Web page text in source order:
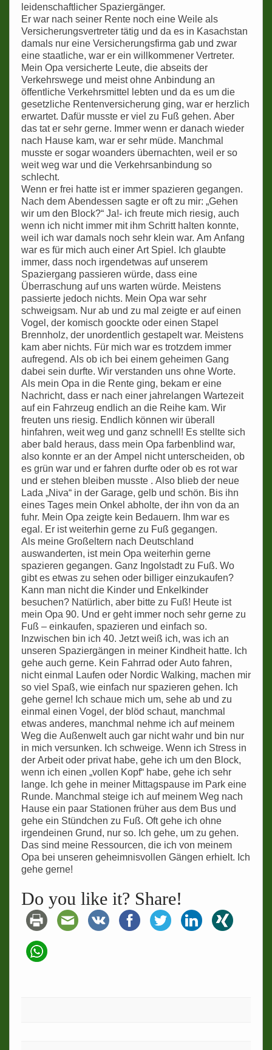
leidenschaftlicher Spaziergänger.
Er war nach seiner Rente noch eine Weile als
Versicherungsvertreter tätig und da es in Kasachstan
damals nur eine Versicherungsfirma gab und zwar
eine staatliche, war er ein willkommener Vertreter.
Mein Opa versicherte Leute, die abseits der
Verkehrswege und meist ohne Anbindung an
öffentliche Verkehrsmittel lebten und da es um die
gesetzliche Rentenversicherung ging, war er herzlich
erwartet. Dafür musste er viel zu Fuß gehen. Aber
das tat er sehr gerne. Immer wenn er danach wieder
nach Hause kam, war er sehr müde. Manchmal
musste er sogar woanders übernachten, weil er so
weit weg war und die Verkehrsanbindung so
schlecht.
Wenn er frei hatte ist er immer spazieren gegangen.
Nach dem Abendessen sagte er oft zu mir: „Gehen
wir um den Block?“ Ja!- ich freute mich riesig, auch
wenn ich nicht immer mit ihm Schritt halten konnte,
weil ich war damals noch sehr klein war. Am Anfang
war es für mich auch einer Art Spiel. Ich glaubte
immer, dass noch irgendetwas auf unserem
Spaziergang passieren würde, dass eine
Überraschung auf uns warten würde. Meistens
passierte jedoch nichts. Mein Opa war sehr
schweigsam. Nur ab und zu mal zeigte er auf einen
Vogel, der komisch goockte oder einen Stapel
Brennholz, der unordentlich gestapelt war. Meistens
kam aber nichts. Für mich war es trotzdem immer
aufregend. Als ob ich bei einem geheimen Gang
dabei sein durfte. Wir verstanden uns ohne Worte.
Als mein Opa in die Rente ging, bekam er eine
Nachricht, dass er nach einer jahrelangen Wartezeit
auf ein Fahrzeug endlich an die Reihe kam. Wir
freuten uns riesig. Endlich können wir überall
hinfahren, weit weg und ganz schnell! Es stellte sich
aber bald heraus, dass mein Opa farbenblind war,
also konnte er an der Ampel nicht unterscheiden, ob
es grün war und er fahren durfte oder ob es rot war
und er stehen bleiben musste . Also blieb der neue
Lada „Niva“ in der Garage, gelb und schön. Bis ihn
eines Tages mein Onkel abholte, der ihn von da an
fuhr. Mein Opa zeigte kein Bedauern. Ihm war es
egal. Er ist weiterhin gerne zu Fuß gegangen.
Als meine Großeltern nach Deutschland
auswanderten, ist mein Opa weiterhin gerne
spazieren gegangen. Ganz Ingolstadt zu Fuß. Wo
gibt es etwas zu sehen oder billiger einzukaufen?
Kann man nicht die Kinder und Enkelkinder
besuchen? Natürlich, aber bitte zu Fuß! Heute ist
mein Opa 90. Und er geht immer noch sehr gerne zu
Fuß – einkaufen, spazieren und einfach so.
Inzwischen bin ich 40. Jetzt weiß ich, was ich an
unseren Spaziergängen in meiner Kindheit hatte. Ich
gehe auch gerne. Kein Fahrrad oder Auto fahren,
nicht einmal Laufen oder Nordic Walking, machen mir
so viel Spaß, wie einfach nur spazieren gehen. Ich
gehe gerne! Ich schaue mich um, sehe ab und zu
einmal einen Vogel, der blöd schaut, manchmal
etwas anderes, manchmal nehme ich auf meinem
Weg die Außenwelt auch gar nicht wahr und bin nur
in mich versunken. Ich schweige. Wenn ich Stress in
der Arbeit oder privat habe, gehe ich um den Block,
wenn ich einen „vollen Kopf“ habe, gehe ich sehr
lange. Ich gehe in meiner Mittagspause im Park eine
Runde. Manchmal steige ich auf meinem Weg nach
Hause ein paar Stationen früher aus dem Bus und
gehe ein Stündchen zu Fuß. Oft gehe ich ohne
irgendeinen Grund, nur so. Ich gehe, um zu gehen.
Das sind meine Ressourcen, die ich von meinem
Opa bei unseren geheimnisvollen Gängen erhielt. Ich
gehe gerne!
Do you like it? Share!